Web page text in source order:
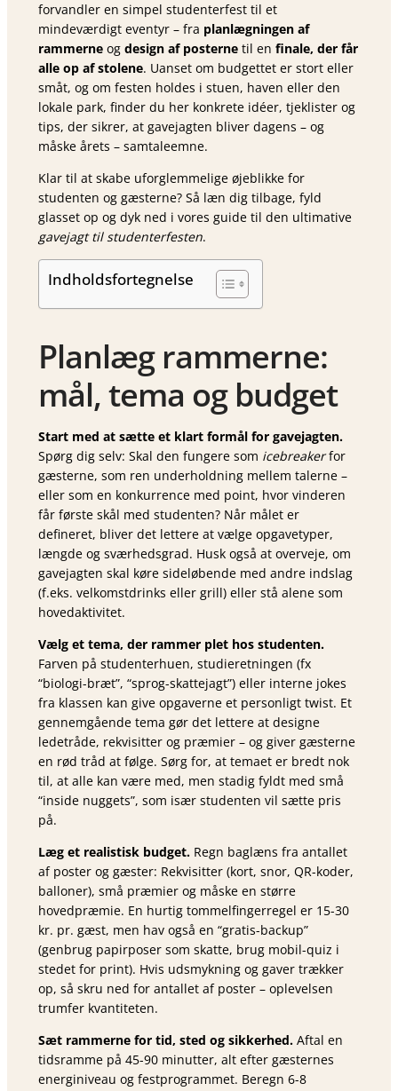
forvandler en simpel studenterfest til et
mindeværdigt eventyr – fra planlægningen af
rammerne og design af posterne til en finale, der får
alle op af stolene. Uanset om budgettet er stort eller
småt, og om festen holdes i stuen, haven eller den
lokale park, finder du her konkrete idéer, tjeklister og
tips, der sikrer, at gavejagten bliver dagens – og
måske årets – samtaleemne.
Klar til at skabe uforglemmelige øjeblikke for
studenten og gæsterne? Så læn dig tilbage, fyld
glasset op og dyk ned i vores guide til den ultimative
gavejagt til studenterfesten.
Indholdsfortegnelse
Planlæg rammerne:
mål, tema og budget
Start med at sætte et klart formål for gavejagten.
Spørg dig selv: Skal den fungere som icebreakerfor
gæsterne, som ren underholdning mellem talerne –
eller som en konkurrence med point, hvor vinderen
får første skål med studenten? Når målet er
defineret, bliver det lettere at vælge opgavetyper,
længde og sværhedsgrad. Husk også at overveje, om
gavejagten skal køre sideløbende med andre indslag
(f.eks. velkomstdrinks eller grill) eller stå alene som
hovedaktivitet.
Vælg et tema, der rammer plet hos studenten.
Farven på studenterhuen, studieretningen (fx
“biologi-bræt”, “sprog-skattejagt”) eller interne jokes
fra klassen kan give opgaverne et personligt twist. Et
gennemgående tema gør det lettere at designe
ledetråde, rekvisitter og præmier – og giver gæsterne
en rød tråd at følge. Sørg for, at temaet er bredt nok
til, at alle kan være med, men stadig fyldt med små
“inside nuggets”, som især studenten vil sætte pris
på.
Læg et realistisk budget. Regn baglæns fra antallet
af poster og gæster: Rekvisitter (kort, snor, QR-koder,
balloner), små præmier og måske en større
hovedpræmie. En hurtig tommelfingerregel er 15-30
kr. pr. gæst, men hav også en “gratis-backup”
(genbrug papirposer som skatte, brug mobil-quiz i
stedet for print). Hvis udsmykning og gaver trækker
op, så skru ned for antallet af poster – oplevelsen
trumfer kvantiteten.
Sæt rammerne for tid, sted og sikkerhed. Aftal en
tidsramme på 45-90 minutter, alt efter gæsternes
energiniveau og festprogrammet. Beregn 6-8